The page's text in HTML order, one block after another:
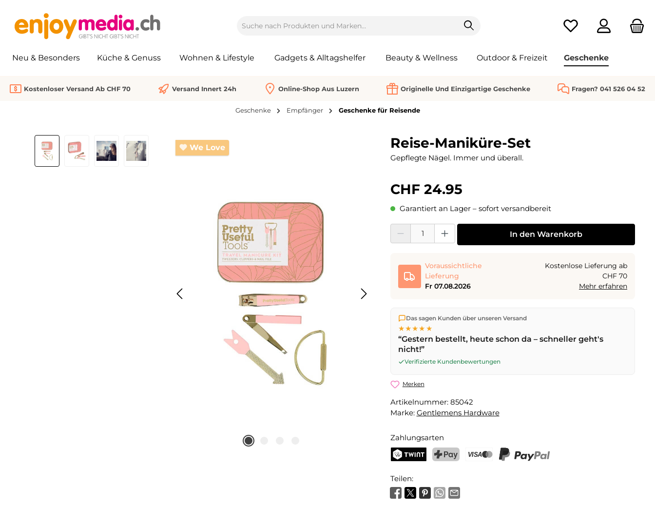
Du hast 0 Produkte
Neu & Besonders Küche & Genuss Wohnen & Lifestyle Gadgets & Alltagshelfer Beauty & Wellness Outdoor & Freizeit Geschenke
Kostenloser Versand Ab CHF 70 Versand Innert 24h Online-Shop Aus Luzern Originelle Und Einzigartige Geschenke Fragen? 041 526 04 52
Geschenke Empfänger Geschenke für Reisende
Bildergalerie überspringen
We Love
Reise-Maniküre-Set
Gepflegte Nägel. Immer und überall.
CHF 24.95
Garantiert an Lager – sofort versandbereit
Produkt Anzahl: Gib den gewünschten Wert ein oder benutze die Schaltflächen um die
In den Warenkorb
Voraussichtliche
Lieferung
Fr 07.08.2026
Kostenlose Lieferung ab
CHF 70
Mehr erfahren
Wir versenden direkt aus unserem Lager in Kriens. Ab
die Lieferung kostenlos. Bestellungen bis
noch am selben Tag versendet – Zustellung am
Werktagmit der Schweizerischen Post.
Das sagen Kunden über unseren Versand
★★★★★
“Gestern bestellt, heute schon da – schneller geht's
nicht!”
Verifizierte Kundenbewertungen
Merken
Artikelnummer: 85042
Marke: Gentlemens Hardware
Zahlungsarten
Teilen: